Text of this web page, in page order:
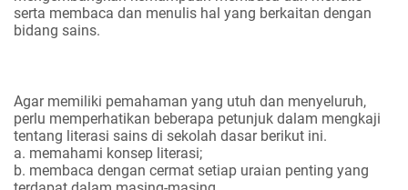
serta membaca dan menulis hal yang berkaitan dengan
bidang sains.
Agar memiliki pemahaman yang utuh dan menyeluruh,
perlu memperhatikan beberapa petunjuk dalam mengkaji
tentang literasi sains di sekolah dasar berikut ini.
a. memahami konsep literasi;
b. membaca dengan cermat setiap uraian penting yang